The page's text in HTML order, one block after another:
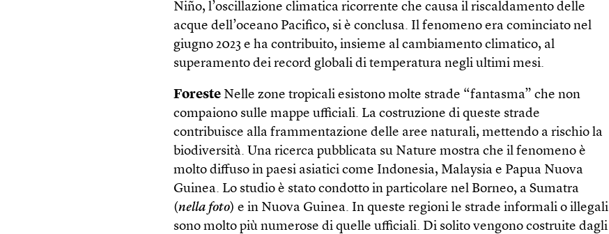
Niño, l’oscillazione climatica ricorrente che causa il riscaldamento delle
acque dell’oceano Pacifico, si è conclusa. Il fenomeno era cominciato nel
giugno 2023 e ha contribuito, insieme al cambiamento climatico, al
superamento dei record globali di temperatura negli ultimi mesi.
Foreste Nelle zone tropicali esistono molte strade “fantasma” che non
compaiono sulle mappe ufficiali. La costruzione di queste strade
contribuisce alla frammentazione delle aree naturali, mettendo a rischio la
biodiversità. Una ricerca pubblicata su Nature mostra che il fenomeno è
molto diffuso in paesi asiatici come Indonesia, Malaysia e Papua Nuova
Guinea. Lo studio è stato condotto in particolare nel Borneo, a Sumatra
(nella foto) e in Nuova Guinea. In queste regioni le strade informali o illegali
sono molto più numerose di quelle ufficiali. Di solito vengono costruite dagli